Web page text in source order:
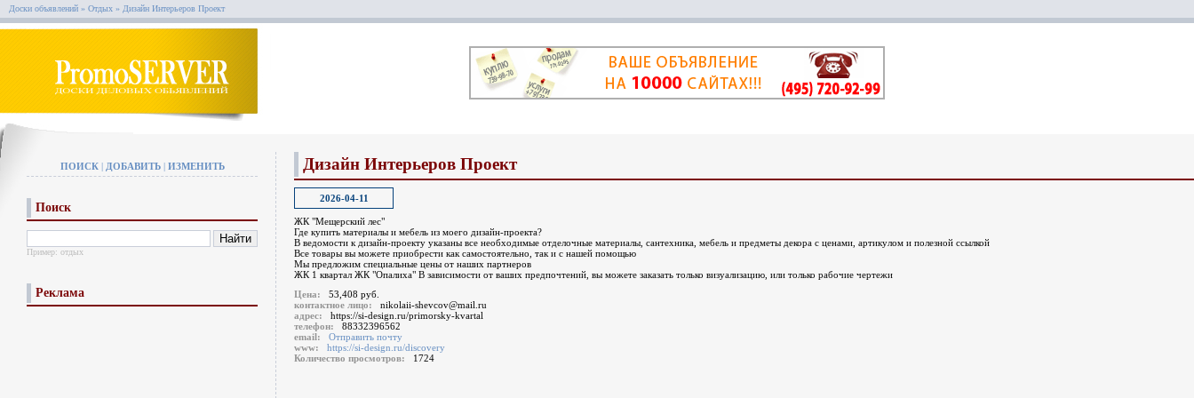
Доски объявлений » Отдых » Дизайн Интерьеров Проект
ПОИСК| ДОБАВИТЬ| ИЗМЕНИТЬ
Поиск
Пример: отдых
Реклама
Дизайн Интерьеров Проект
2026-04-11
ЖК "Мещерский лес"
Где купить материалы и мебель из моего дизайн-проекта?
В ведомости к дизайн-проекту указаны все необходимые отделочные материалы, сантехника, мебель и предметы декора с ценами, артикулом и полезной ссылкой
Все товары вы можете приобрести как самостоятельно, так и с нашей помощью
Мы предложим специальные цены от наших партнеров
ЖК 1 квартал ЖК "Опалиха" В зависимости от ваших предпочтений, вы можете заказать только визуализацию, или только рабочие чертежи
Цена:
53,408 руб.
контактное лицо:
nikolaii-shevcov@mail.ru
адрес:
https://si-design.ru/primorsky-kvartal
телефон:
88332396562
email:
Отправить почту
www:
https://si-design.ru/discovery
Количество просмотров:
1724